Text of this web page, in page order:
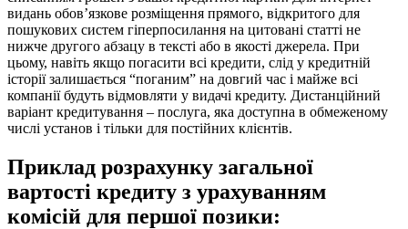
видань обов’язкове розміщення прямого, відкритого для
пошукових систем гіперпосилання на цитовані статті не
нижче другого абзацу в тексті або в якості джерела. При
цьому, навіть якщо погасити всі кредити, слід у кредитній
історії залишається “поганим” на довгий час і майже всі
компанії будуть відмовляти у видачі кредиту. Дистанційний
варіант кредитування – послуга, яка доступна в обмеженому
числі установ і тільки для постійних клієнтів.
Приклад розрахунку загальної
вартості кредиту з урахуванням
комісій для першої позики: